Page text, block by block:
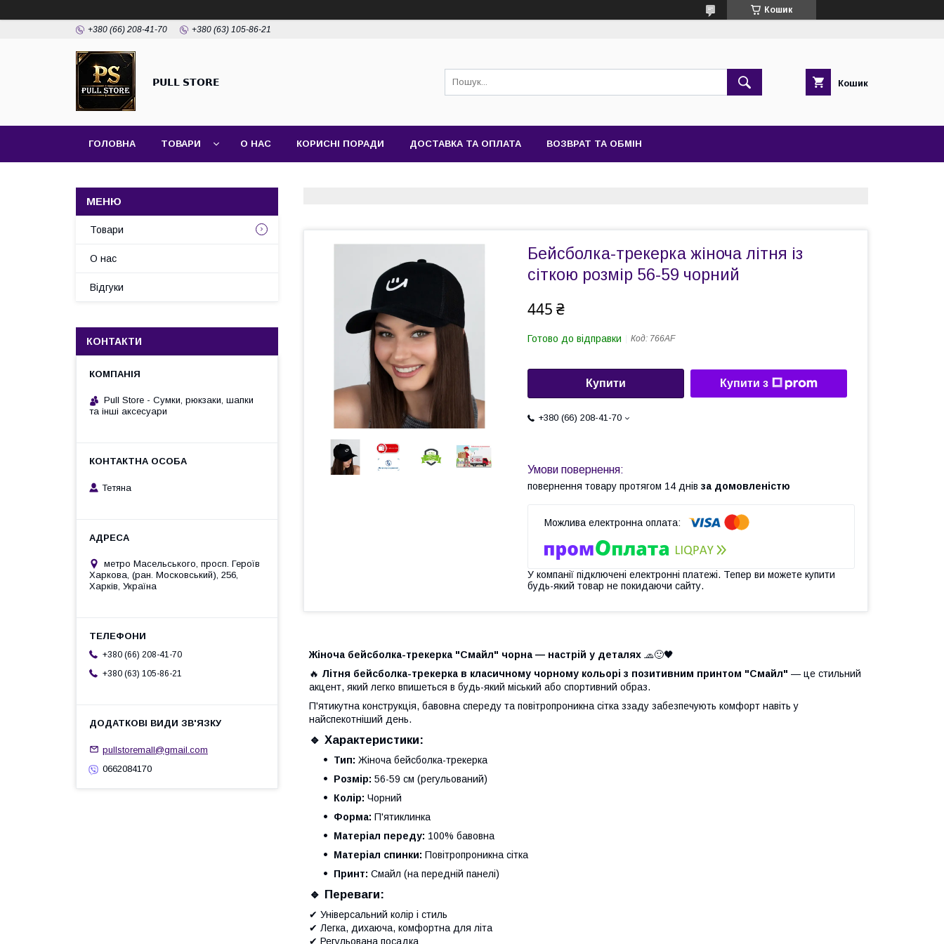
Кошик
+380 (66) 208-41-70 +380 (63) 105-86-21
𝗣𝗨𝗟𝗟 𝗦𝗧𝗢𝗥𝗘 Кошик
ГОЛОВНА ТОВАРИ О НАС КОРИСНІ ПОРАДИ ДОСТАВКА ТА ОПЛАТА ВОЗВРАТ ТА ОБМІН
Бейсболка-трекерка жіноча літня із
сіткою розмір 56-59 чорний
445 ₴
Готово до відправки Код: 766AF
Купити Купити з
+380 (66) 208-41-70
повернення товару протягом 14 днів за домовленістю
У компанії підключені електронні платежі. Тепер ви можете купити
будь-який товар не покидаючи сайту.
Жіноча бейсболка-трекерка "Смайл" чорна — настрій у деталях 🧢🙂🖤
🔥 Літня бейсболка-трекерка в класичному чорному кольорі з позитивним принтом "Смайл" — це стильний
акцент, який легко впишеться в будь-який міський або спортивний образ.
П'ятикутна конструкція, бавовна спереду та повітропроникна сітка ззаду забезпечують комфорт навіть у
найспекотніший день.
🔹 Характеристики:
Тип: Жіноча бейсболка-трекерка
Розмір: 56-59 см (регульований)
Колір: Чорний
Форма: П'ятиклинка
Матеріал переду: 100% бавовна
Матеріал спинки: Повітропроникна сітка
Принт: Смайл (на передній панелі)
🔹 Переваги:
✔ Універсальний колір і стиль
✔ Легка, дихаюча, комфортна для літа
✔ Регульована посадка
Товари
О нас
Відгуки
КОНТАКТИ
Pull Store - Cумки, рюкзаки, шапки
та інші аксесуари
Тетяна
метро Масельського, просп. Героїв
Харкова, (ран. Московський), 256,
Харків, Україна
+380 (66) 208-41-70
+380 (63) 105-86-21
pullstoremall@gmail.com
0662084170